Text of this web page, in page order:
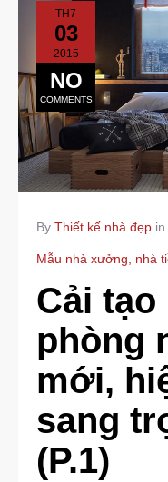
TH7
03
2015
NO
COMMENTS
By Thiết kế nhà đẹp in
Mẫu nhà xưởng, nhà
Cải
phòng
mới,
sang
(P.1)